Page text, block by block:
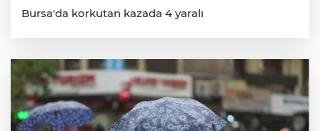
Bursa'da korkutan kazada 4 yaralı